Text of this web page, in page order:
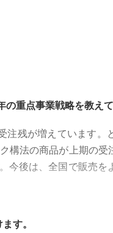
重点事業戦略を教えて
残が増えています。
法の商品が上期の受
今後は、全国で販売を
す。